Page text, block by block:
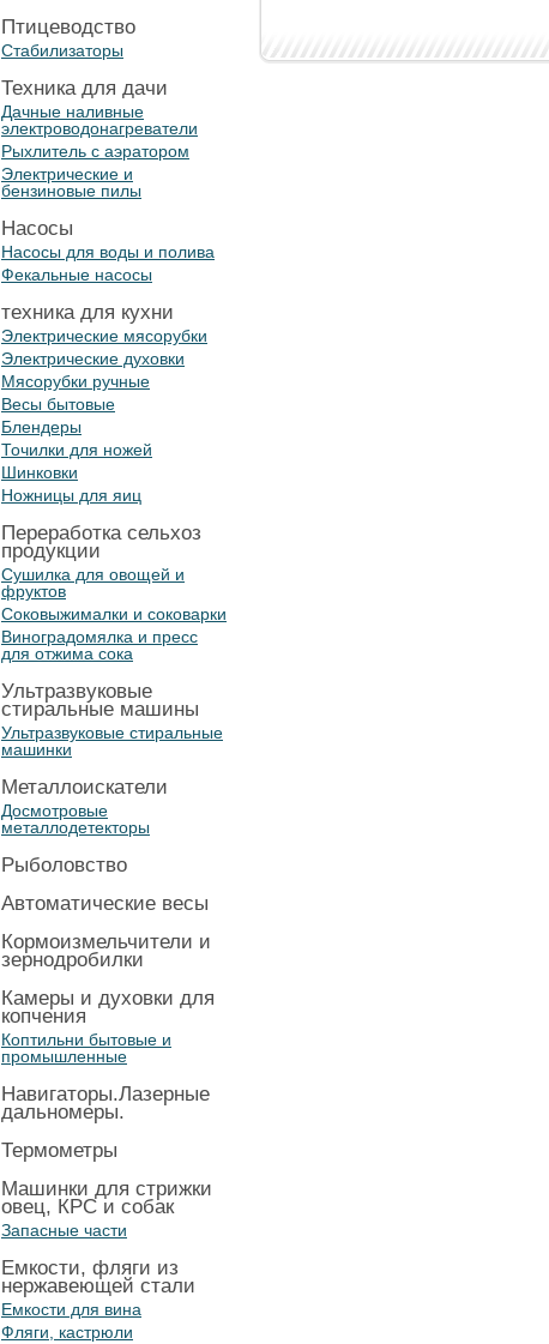
Птицеводство
Стабилизаторы
Техника для дачи
Дачные наливные
электроводонагреватели
Рыхлитель с аэратором
Электрические и
бензиновые пилы
Насосы
Насосы для воды и полива
Фекальные насосы
техника для кухни
Электрические мясорубки
Электрические духовки
Мясорубки ручные
Весы бытовые
Блендеры
Точилки для ножей
Шинковки
Ножницы для яиц
Переработка сельхоз
продукции
Сушилка для овощей и
фруктов
Соковыжималки и соковарки
Виноградомялка и пресс
для отжима сока
Ультразвуковые
стиральные машины
Ультразвуковые стиральные
машинки
Металлоискатели
Досмотровые
металлодетекторы
Рыболовство
Автоматические весы
Кормоизмельчители и
зернодробилки
Камеры и духовки для
копчения
Коптильни бытовые и
промышленные
Навигаторы.Лазерные
дальномеры.
Термометры
Машинки для стрижки
овец, КРС и собак
Запасные части
Емкости, фляги из
нержавеющей стали
Емкости для вина
Фляги, кастрюли